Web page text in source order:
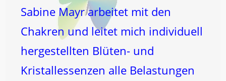
Sabine Mayr arbeitet mit den
Chakren und leitet mich individuell
hergestellten Blüten- und
Kristallessenzen alle Belastungen